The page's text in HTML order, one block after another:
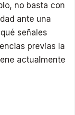
no basta con
ante una
señales
previas la
actualmente